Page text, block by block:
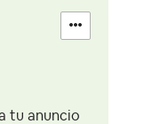
tu anuncio